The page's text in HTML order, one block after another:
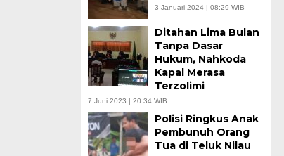
3 Januari 2024 | 08:29 WIB
Ditahan Lima Bulan
Tanpa Dasar
Hukum, Nahkoda
Kapal Merasa
Terzolimi
7 Juni 2023 | 20:34 WIB
Polisi Ringkus Anak
Pembunuh Orang
Tua di Teluk Nilau